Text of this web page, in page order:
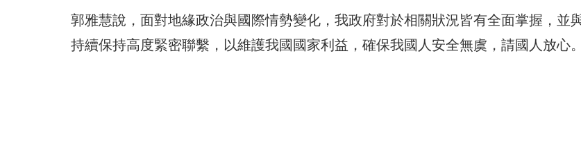
郭雅慧說，面對地緣政治與國際情勢變化，我政府對於相關狀況皆有全面掌握，並
持續保持高度緊密聯繫，以維護我國國家利益，確保我國人安全無虞，請國人放心。